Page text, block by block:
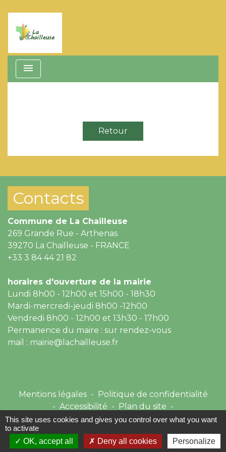
menu
Retour
Contacts
Commune de La Chailleuse
269 Grande Rue - Arthenas
39270 La Chailleuse - FRANCE
+33 3 84 44 21 82
horaires d'ouverture de la mairie
Lundi 8h00 - 12h00 et 15h00 - 18h30
Mardi-mercredi-jeudi 8h00 -12h00
Vendredi 8h00 - 12h00 et 13h30 - 17h00
Permanence du maire : sur rendez-vous
mail : mairie@lachailleuse.fr
Mentions légales - Politique de confidentialité
- Accessibilité - Plan du site -
Gestion des cookies
Site créé en partenariat avec Réseau des Communes
This site uses cookies and gives you control over what you want
to activate
OK, accept all
Deny all cookies Personalize